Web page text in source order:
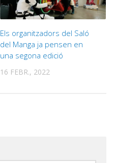
Els organitzadors del Saló
del Manga ja pensen en
una segona edició
16 FEBR., 2022